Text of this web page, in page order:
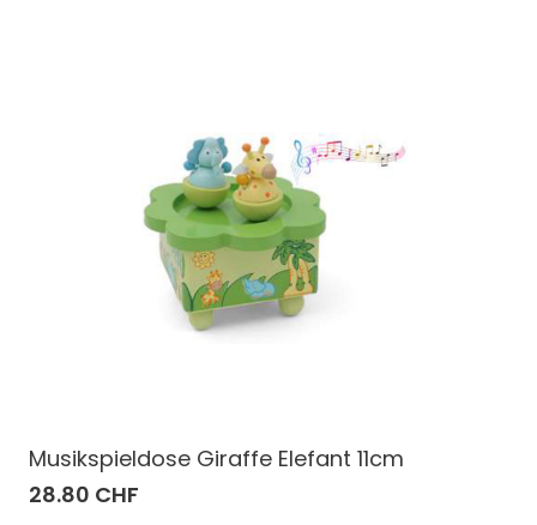
Musikspieldose Giraffe Elefant 11cm
28.80 CHF